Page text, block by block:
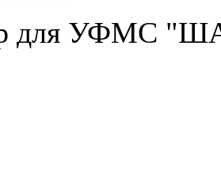
для УФМС